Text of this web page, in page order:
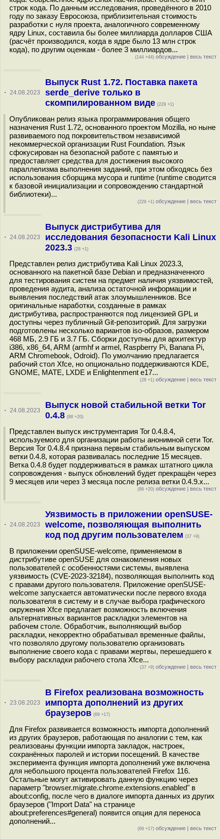
строк кода. По данным исследования, проведённого в 2010
году по заказу Евросоюза, приблизительная стоимость
разработки с нуля проекта, аналогичного современному
ядру Linux, составила бы более миллиарда долларов США
(расчёт производился, когда в ядре было 13 млн строк
кода), по другим оценкам - более 3 миллиардов...
(144 +44) обсуждение | весь текст
· 24.08.2023
Выпуск Rust 1.72. Поставка пакета
serde_derive только в
скомпилированном виде (229 +1)
Опубликован релиз языка программирования общего
назначения Rust 1.72, основанного проектом Mozilla, но ныне
развиваемого под покровительством независимой
некоммерческой организации Rust Foundation. Язык
сфокусирован на безопасной работе с памятью и
предоставляет средства для достижения высокого
параллелизма выполнения заданий, при этом обходясь без
использования сборщика мусора и runtime (runtime сводится
к базовой инициализации и сопровождению стандартной
библиотеки)...
(229 +1) обсуждение | весь текст
· 24.08.2023
Выпуск дистрибутива для
исследования безопасности Kali Linux
2023.3 (28 +1)
Представлен релиз дистрибутива Kali Linux 2023.3,
основанного на пакетной базе Debian и предназначенного
для тестирования систем на предмет наличия уязвимостей,
проведения аудита, анализа остаточной информации и
выявления последствий атак злоумышленников. Все
оригинальные наработки, созданные в рамках
дистрибутива, распространяются под лицензией GPL и
доступны через публичный Git-репозиторий. Для загрузки
подготовлены несколько вариантов iso-образов, размером
468 МБ, 2.9 ГБ и 3.7 ГБ. Сборки доступны для архитектур
i386, x86_64, ARM (armhf и armel, Raspberry Pi, Banana Pi,
ARM Chromebook, Odroid). По умолчанию предлагается
рабочий стол Xfce, но опционально поддерживаются KDE,
GNOME, MATE, LXDE и Enlightenment e17...
(28 +1) обсуждение | весь текст
· 24.08.2023
Выпуск новой стабильной ветки Tor
0.4.8 (88 +20)
Представлен выпуск инструментария Tor 0.4.8.4,
используемого для организации работы анонимной сети Tor.
Версия Tor 0.4.8.4 признана первым стабильным выпуском
ветки 0.4.8, которая развивалась последние 15 месяцев.
Ветка 0.4.8 будет поддерживаться в рамках штатного цикла
сопровождения - выпуск обновлений будет прекращён через
9 месяцев или через 3 месяца после релиза ветки 0.4.9.x...
(88 +20) обсуждение | весь текст
· 24.08.2023
Уязвимость в приложении openSUSE-
welcome, позволяющая выполнить
код под другим пользователем (37 +9)
В приложении openSUSE-welcome, применяемом в
дистрибутиве openSUSE для ознакомления новых
пользователей с особенностями системы, выявлена
уязвимость (CVE-2023-32184), позволяющая выполнить код
с правами другого пользователя. Приложение openSUSE-
welcome запускается автоматически после первого входа
пользователя в систему и в случае выбора графического
окружения Xfce предлагает возможность включения
альтернативных вариантов раскладки элементов на
рабочем столе. Обработчик, выполняющий выбор
раскладки, некорректно обрабатывал временные файлы,
что позволяло другому пользователю организовать
выполнение своего кода с правами жертвы, перешедшего к
выбору раскладки рабочего стола Xfce...
(37 +9) обсуждение | весь текст
· 23.08.2023
В Firefox реализована возможность
импорта дополнений из других
браузеров (69 +17)
Для Firefox развивается возможность импорта дополнений
из других браузеров, работающая по аналогии с тем, как
реализованы функции импорта закладок, настроек,
сохранённых паролей и истории посещений. В качестве
эксперимента функция импорта дополнений уже включена
для небольшого процента пользователей Firefox 116.
Остальные могут активировать данную функцию через
параметр "browser.migrate.chrome.extensions.enabled" в
about:config, после чего в диалоге импорта данных из других
браузеров ("Import Data" на странице
about:preferences#general) появится опция для переноса
дополнений...
(69 +17) обсуждение | весь текст